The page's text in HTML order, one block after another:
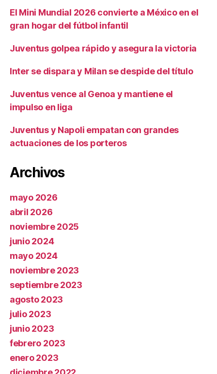
El Mini Mundial 2026 convierte a México en el
gran hogar del fútbol infantil
Juventus golpea rápido y asegura la victoria
Inter se dispara y Milan se despide del título
Juventus vence al Genoa y mantiene el
impulso en liga
Juventus y Napoli empatan con grandes
actuaciones de los porteros
Archivos
mayo 2026
abril 2026
noviembre 2025
junio 2024
mayo 2024
noviembre 2023
septiembre 2023
agosto 2023
julio 2023
junio 2023
febrero 2023
enero 2023